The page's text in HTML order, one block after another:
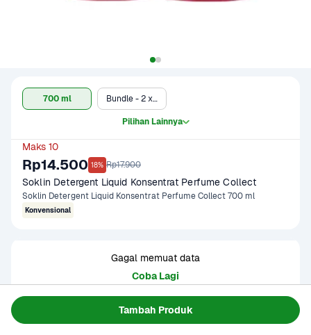
Tambah Produk
700 ml Bundle - 2 x 700 ml
Pilihan Lainnya
Maks 10
Rp14.500 18% Rp17.900
Soklin Detergent Liquid Konsentrat Perfume Collect
Soklin Detergent Liquid Konsentrat Perfume Collect 700 ml
Konvensional
Gagal memuat data
Coba Lagi
Informasi Produk